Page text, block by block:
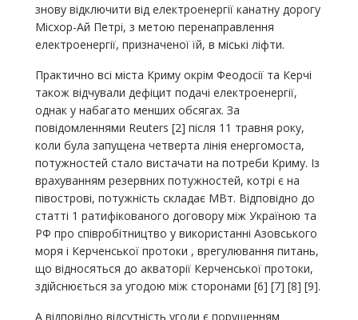
знову відключити від електроенергії канатну дорогу
Місхор-Ай Петрі, з метою перенаправлення
електроенергії, призначеної їй, в міські ліфти.
Практично всі міста Криму окрім Феодосії та Керчі
також відчували дефіцит подачі електроенергії,
однак у набагато менших обсягах. За
повідомленнями Reuters [2] після 11 травня року,
коли була запущена четверта лінія енергомоста,
потужностей стало вистачати на потреби Криму. Із
врахуванням резервних потужностей, котрі є на
півострові, потужність складає МВт. Відповідно до
статті 1 ратифікованого договору між Україною та
РФ про співробітництво у використанні Азовського
моря і Керченської протоки , врегулювання питань,
що відносяться до акваторії Керченської протоки,
здійснюється за угодою між сторонами [6] [7] [8] [9].
А відповідно відсутність угоди є порушенням